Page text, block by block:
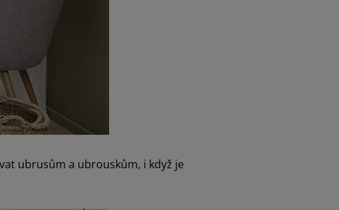
ubrusům a ubrouskům, i když je